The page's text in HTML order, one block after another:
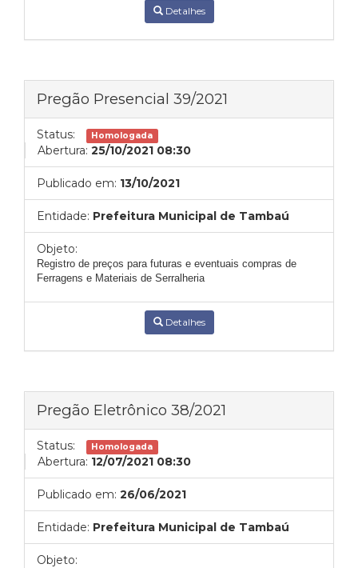
Detalhes
Pregão Presencial 39/2021
Status: Homologada
Abertura: 25/10/2021 08:30
Publicado em: 13/10/2021
Entidade: Prefeitura Municipal de Tambaú
Objeto:
Registro de preços para futuras e eventuais compras de
Ferragens e Materiais de Serralheria
Detalhes
Pregão Eletrônico 38/2021
Status: Homologada
Abertura: 12/07/2021 08:30
Publicado em: 26/06/2021
Entidade: Prefeitura Municipal de Tambaú
Objeto: